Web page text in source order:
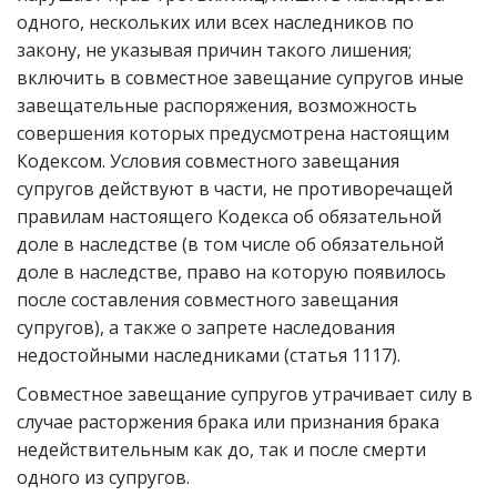
одного, нескольких или всех наследников по
закону, не указывая причин такого лишения;
включить в совместное завещание супругов иные
завещательные распоряжения, возможность
совершения которых предусмотрена настоящим
Кодексом. Условия совместного завещания
супругов действуют в части, не противоречащей
правилам настоящего Кодекса об обязательной
доле в наследстве (в том числе об обязательной
доле в наследстве, право на которую появилось
после составления совместного завещания
супругов), а также о запрете наследования
недостойными наследниками (статья 1117).
Совместное завещание супругов утрачивает силу в
случае расторжения брака или признания брака
недействительным как до, так и после смерти
одного из супругов.